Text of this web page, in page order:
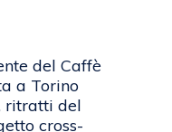
del Caffè
a Torino
ritratti del
cross-